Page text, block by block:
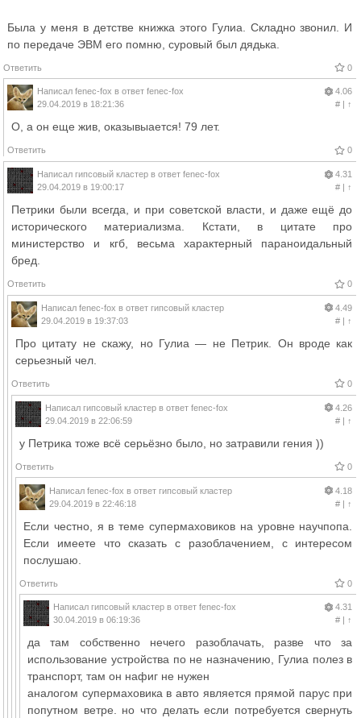
Была у меня в детстве книжка этого Гулиа. Складно звонил. И
по передаче ЭВМ его помню, суровый был дядька.
Ответить 0
Написал fenec-fox в ответ fenec-fox
29.04.2019 в 18:21:36
4.06
#| ↑
О, а он еще жив, оказывыается! 79 лет.
Ответить 0
Написал гипсовый кластер в ответ fenec-fox
29.04.2019 в 19:00:17
4.31
#| ↑
Петрики были всегда, и при советской власти, и даже ещё до
исторического материализма. Кстати, в цитате про
министерство и кгб, весьма характерный параноидальный
бред.
Ответить 0
Написал fenec-fox в ответ гипсовый кластер
29.04.2019 в 19:37:03
4.49
#| ↑
Про цитату не скажу, но Гулиа — не Петрик. Он вроде как
серьезный чел.
Ответить 0
Написал гипсовый кластер в ответ fenec-fox
29.04.2019 в 22:06:59
4.26
#| ↑
у Петрика тоже всё серьёзно было, но затравили гения ))
Ответить 0
Написал fenec-fox в ответ гипсовый кластер
29.04.2019 в 22:46:18
4.18
#| ↑
Если честно, я в теме супермаховиков на уровне научпопа.
Если имеете что сказать с разоблачением, с интересом
послушаю.
Ответить 0
Написал гипсовый кластер в ответ fenec-fox
30.04.2019 в 06:19:36
4.31
#| ↑
да там собственно нечего разоблачать, разве что за
использование устройства по не назначению, Гулиа полез в
транспорт, там он нафиг не нужен
аналогом супермаховика в авто является прямой парус при
попутном ветре. но что делать если потребуется свернуть